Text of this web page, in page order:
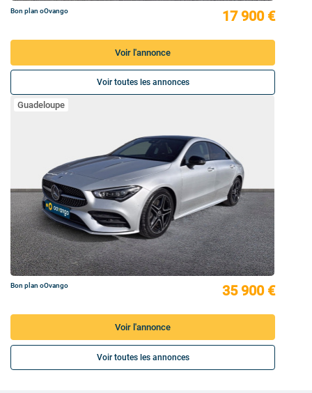
Bon plan oOvango 17 900 €
Voir l'annonce
Voir toutes les annonces
Guadeloupe
Bon plan oOvango 35 900 €
Voir l'annonce
Voir toutes les annonces